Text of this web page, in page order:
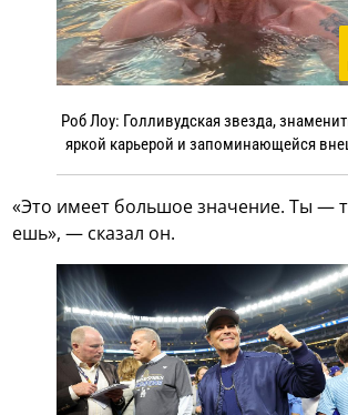
Роб Лоу: Голливудская звезда,
яркой карьерой и запоминающейся
«Это имеет большое значение. Ты —
ешь», — сказал он.